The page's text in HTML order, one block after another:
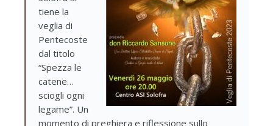
tiene la
veglia di
Pentecoste
dal titolo
“Spezza le
catene…
sciogli ogni
legame”. Un
momento di preghiera e riflessione sullo